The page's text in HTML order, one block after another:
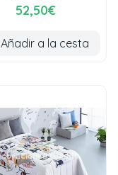
52,50€
Añadir a la cesta